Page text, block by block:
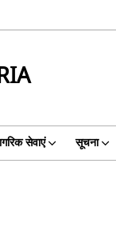
सेवाएं सूचना